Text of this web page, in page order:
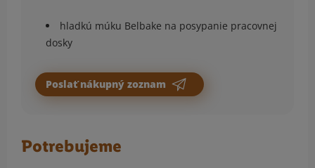
hladkú múku Belbake na posypanie pracovnej
dosky
Poslať nákupný zoznam
Potrebujeme